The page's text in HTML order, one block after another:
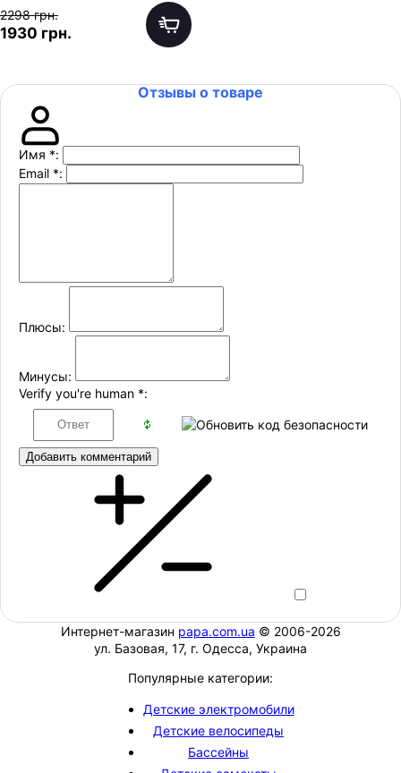
2298 грн.
1930 грн.
Отзывы о товаре
Имя *:
Email *:
Плюсы:
Минусы:
Verify you're human *:
Добавить комментарий
Интернет-магазин papa.com.ua © 2006-2026
ул. Базовая, 17, г. Одесса, Украина
Популярные категории:
Детские электромобили
Детские велосипеды
Бассейны